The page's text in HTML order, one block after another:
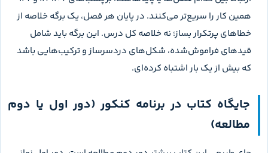
دوازدهم ۶ از انرژی به ماده 196
دوازدهم ۷ فناوری‌های نوین زیستی 214